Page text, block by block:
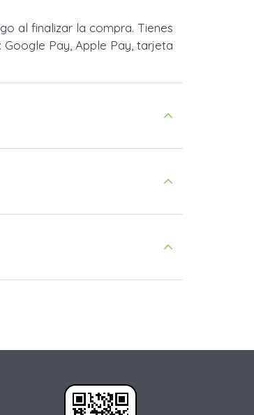
al finalizar la compra. Tienes
Pay, Apple Pay, tarjeta